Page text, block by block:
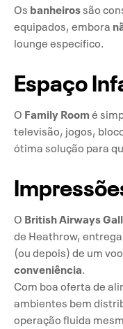
Os banheirossão
equipados, embora
lounge específico.
Espaço
O Family Roomé
televisão, jogos,
ótima solução para
O British Airways
de Heathrow,
(ou depois) de um
conveniência.
Com boa oferta de
ambientes bem
operação fluida